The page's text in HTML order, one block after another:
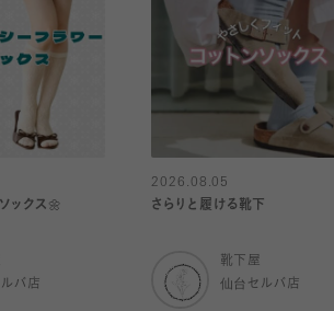
ックス🌼
バ店
2026.08.05
さらりと履ける靴下
靴下屋
仙台セルバ店